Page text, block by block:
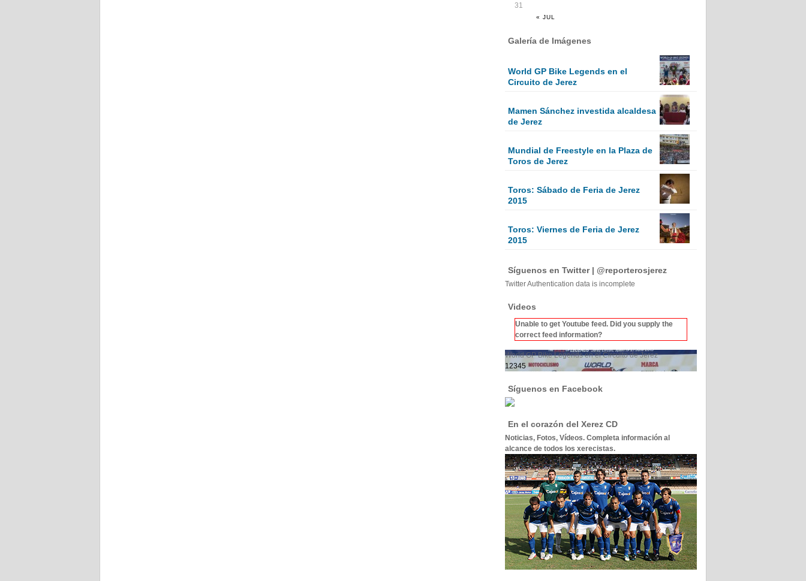
« JUL
31
Galería de Imágenes
World GP Bike Legends en el
Circuito de Jerez
Mamen Sánchez investida alcaldesa
de Jerez
Mundial de Freestyle en la Plaza de
Toros de Jerez
Toros: Sábado de Feria de Jerez
2015
Toros: Viernes de Feria de Jerez
2015
Síguenos en Twitter | @reporterosjerez
Twitter Authentication data is incomplete
Videos
Unable to get Youtube feed. Did you supply the
correct feed information?
World GP Bike Legends en el Circuito de Jerez
12345
Síguenos en Facebook
En el corazón del Xerez CD
Noticias, Fotos, Vídeos. Completa información al
alcance de todos los xerecistas.